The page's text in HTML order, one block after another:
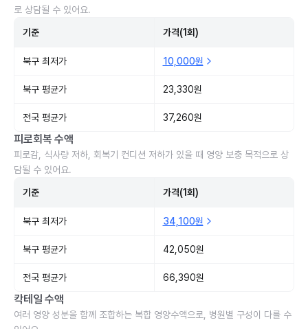
로 상담될 수 있어요.
기준 가격(1회)
북구 최저가 10,000원
북구 평균가 23,330원
전국 평균가 37,260원
피로회복 수액
피로감, 식사량 저하, 회복기 컨디션 저하가 있을 때 영양 보충 목적으로 상
담될 수 있어요.
기준 가격(1회)
북구 최저가 34,100원
북구 평균가 42,050원
전국 평균가 66,390원
칵테일 수액
여러 영양 성분을 함께 조합하는 복합 영양수액으로, 병원별 구성이 다를 수